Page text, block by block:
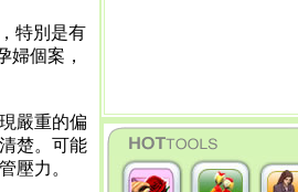
特別是有
婦個案，
嚴重的偏
楚。可能
壓力。